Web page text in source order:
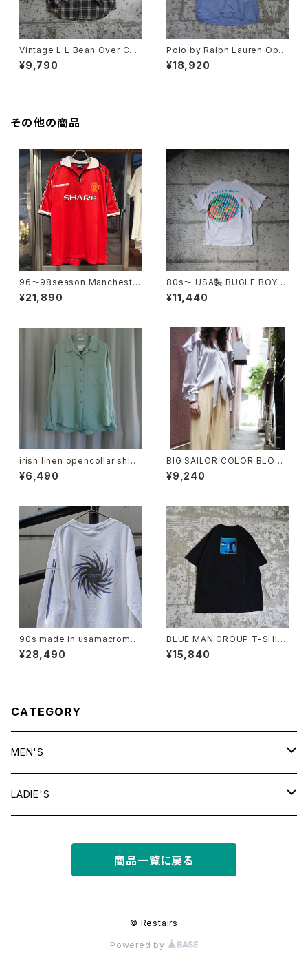
Vintage L.L.Bean Over Che
ck Shirts
¥9,790
Polo by Ralph Lauren Ope
n Collar Shirt "CALDWELL"
¥18,920
その他の商品
96〜98season Mancheste
r United Retro home shirt
¥21,890
80s〜 USA製 BUGLE BOY S
WIM Puff Print Tee
¥11,440
irish linen opencollar shirt
"mint"
¥6,490
BIG SAILOR COLOR BLOUS
E
¥9,240
90s made in usamacrome
dia l/s tee
¥28,490
BLUE MAN GROUP T-SHIR
T
¥15,840
CATEGORY
MEN'S
tops
LADIE'S
商品一覧に戻る
© Restairs
Powered by